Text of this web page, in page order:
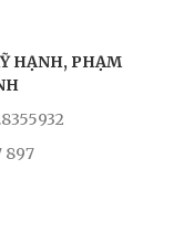
HẠNH, PHẠM
897